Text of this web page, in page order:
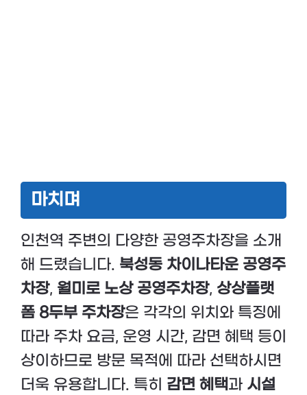
마치며
인천역 주변의 다양한 공영주차장을 소개
해 드렸습니다. 북성동 차이나타운 공영주
차장, 월미로 노상 공영주차장, 상상플랫
폼 8두부 주차장은 각각의 위치와 특징에
따라 주차 요금, 운영 시간, 감면 혜택 등이
상이하므로 방문 목적에 따라 선택하시면
더욱 유용합니다. 특히 감면 혜택과 시설